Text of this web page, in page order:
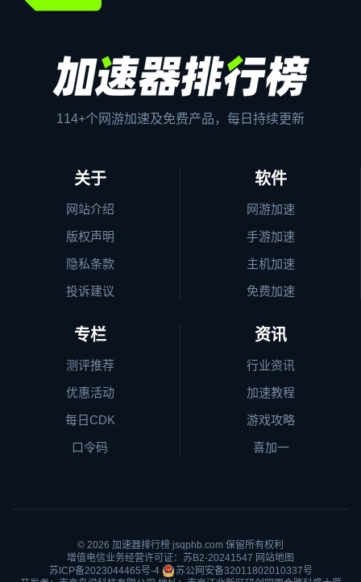
114+个网游加速及免费产品，每日持续更新
关于
网站介绍
版权声明
隐私条款
投诉建议
软件
网游加速
手游加速
主机加速
免费加速
专栏
测评推荐
优惠活动
每日CDK
口令码
资讯
行业资讯
加速教程
游戏攻略
喜加一
© 2026 加速器排行榜 jsqphb.com 保留所有权利
增值电信业务经营许可证：苏B2-20241547 网站地图
苏ICP备2023044465号-4
苏公网安备32011802010337号